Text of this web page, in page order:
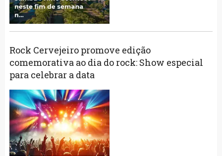
Rock Cervejeiro promove edição
comemorativa ao dia do rock: Show especial
para celebrar a data